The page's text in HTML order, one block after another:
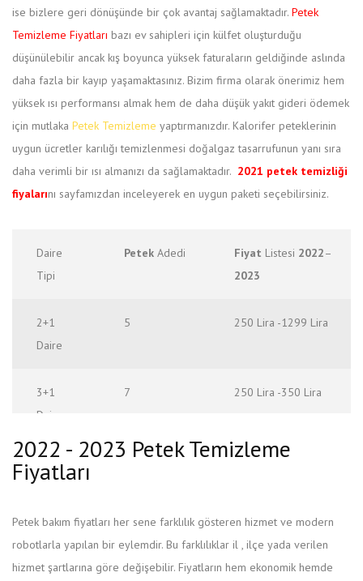
ise bizlere geri dönüşünde bir çok avantaj sağlamaktadır. Petek
Temizleme Fiyatları bazı ev sahipleri için külfet oluşturduğu
düşünülebilir ancak kış boyunca yüksek faturaların geldiğinde aslında
daha fazla bir kayıp yaşamaktasınız. Bizim firma olarak önerimiz hem
yüksek ısı performansı almak hem de daha düşük yakıt gideri ödemek
için mutlaka Petek Temizleme yaptırmanızdır. Kalorifer peteklerinin
uygun ücretler karılığı temizlenmesi doğalgaz tasarrufunun yanı sıra
daha verimli bir ısı almanızı da sağlamaktadır. 2021 petek temizliği
fiyalarını sayfamızdan inceleyerek en uygun paketi seçebilirsiniz.
Daire
Tipi
Petek Adedi Fiyat Listesi 2022–
2023
2+1
Daire
5 250 Lira -1299 Lira
3+1
Daire
7 250 Lira -350 Lira
Müstakil
Ev
10 300 Lira -349 Lira
2022 - 2023 Petek Temizleme
Fiyatları
Petek bakım fiyatları her sene farklılık gösteren hizmet ve modern
robotlarla yapılan bir eylemdir. Bu farklılıklar il , ilçe yada verilen
hizmet şartlarına göre değişebilir. Fiyatların hem ekonomik hemde